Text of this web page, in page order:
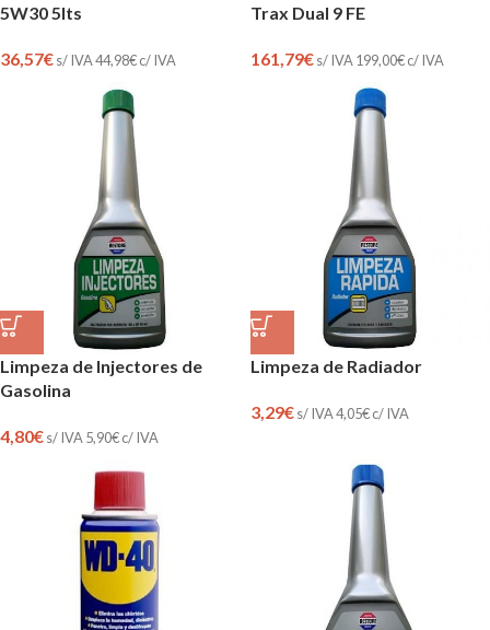
5W30 5lts
36,57€s/ IVA44,98€c/ IVA
Trax Dual 9 FE
161,79€s/ IVA 199,00€c/ IVA
Limpeza de Injectores de
Gasolina
4,80€s/ IVA 5,90€c/ IVA
Limpeza de Radiador
3,29€s/ IVA4,05€c/ IVA